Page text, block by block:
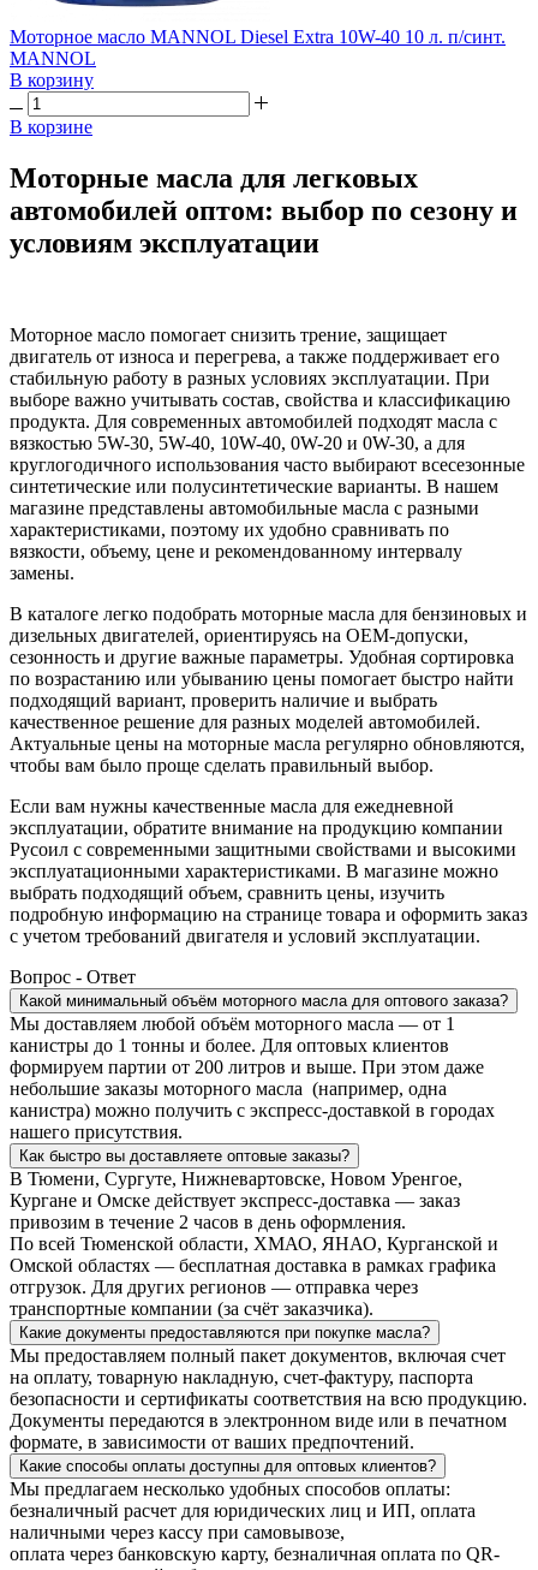
Моторное масло MANNOL Diesel Extra 10W-40 10 л. п/синт.
MANNOL
В корзину
В корзине
Моторные масла для легковых
автомобилей оптом: выбор по сезону и
условиям эксплуатации
Моторное масло помогает снизить трение, защищает
двигатель от износа и перегрева, а также поддерживает его
стабильную работу в разных условиях эксплуатации. При
выборе важно учитывать состав, свойства и классификацию
продукта. Для современных автомобилей подходят масла с
вязкостью 5W-30, 5W-40, 10W-40, 0W-20 и 0W-30, а для
круглогодичного использования часто выбирают всесезонные
синтетические или полусинтетические варианты. В нашем
магазине представлены автомобильные масла с разными
характеристиками, поэтому их удобно сравнивать по
вязкости, объему, цене и рекомендованному интервалу
замены.
В каталоге легко подобрать моторные масла для бензиновых и
дизельных двигателей, ориентируясь на OEM-допуски,
сезонность и другие важные параметры. Удобная сортировка
по возрастанию или убыванию цены помогает быстро найти
подходящий вариант, проверить наличие и выбрать
качественное решение для разных моделей автомобилей.
Актуальные цены на моторные масла регулярно обновляются,
чтобы вам было проще сделать правильный выбор.
Если вам нужны качественные масла для ежедневной
эксплуатации, обратите внимание на продукцию компании
Русоил с современными защитными свойствами и высокими
эксплуатационными характеристиками. В магазине можно
выбрать подходящий объем, сравнить цены, изучить
подробную информацию на странице товара и оформить заказ
с учетом требований двигателя и условий эксплуатации.
Вопрос - Ответ
Какой минимальный объём моторного масла для оптового заказа?
Мы доставляем любой объём моторного масла — от 1
канистры до 1 тонны и более. Для оптовых клиентов
формируем партии от 200 литров и выше. При этом даже
небольшие заказы моторного масла (например, одна
канистра) можно получить с экспресс-доставкой в городах
нашего присутствия.
Как быстро вы доставляете оптовые заказы?
В Тюмени, Сургуте, Нижневартовске, Новом Уренгое,
Кургане и Омске действует экспресс-доставка — заказ
привозим в течение 2 часов в день оформления.
По всей Тюменской области, ХМАО, ЯНАО, Курганской и
Омской областях — бесплатная доставка в рамках графика
отгрузок. Для других регионов — отправка через
транспортные компании (за счёт заказчика).
Какие документы предоставляются при покупке масла?
Мы предоставляем полный пакет документов, включая счет
на оплату, товарную накладную, счет-фактуру, паспорта
безопасности и сертификаты соответствия на всю продукцию.
Документы передаются в электронном виде или в печатном
формате, в зависимости от ваших предпочтений.
Какие способы оплаты доступны для оптовых клиентов?
Мы предлагаем несколько удобных способов оплаты:
безналичный расчет для юридических лиц и ИП, оплата
наличными через кассу при самовывозе,
оплата через банковскую карту, безналичная оплата по QR-